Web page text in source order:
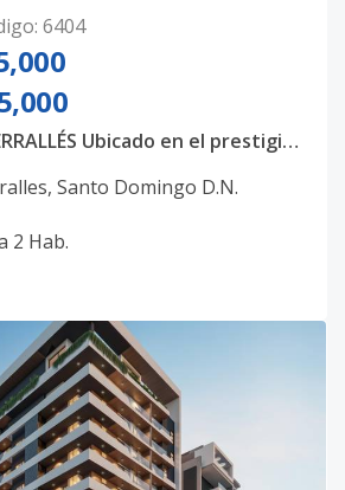
: 6404
PRIMIS DÚO – SERRALLÉS Ubicado en el prestigioso sector Ensanche Serrallés, en Santo Domingo, PRIMIS DÚO
, Santo Domingo D.N.
2 Hab.